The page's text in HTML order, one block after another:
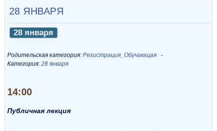
28 ЯНВАРЯ
28 января
Родительская категория: Регистрация_Обучающая
Категория: 28 января
14:00
Публичная лекция